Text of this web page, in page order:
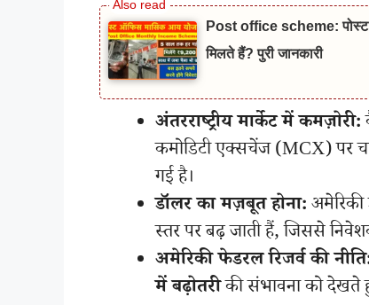
Post office scheme: पोस्ट
मिलते हैं? पुरी जानकारी
अंतरराष्ट्रीय मार्केट में कमज़ोरी:
कमोडिटी एक्सचेंज (MCX) पर
गई है।
डॉलर का मज़बूत होना:
स्तर पर बढ़ जाती हैं, जिससे
अमेरिकी फेडरल रिजर्व की
में बढ़ोतरीकी संभावना को देखते